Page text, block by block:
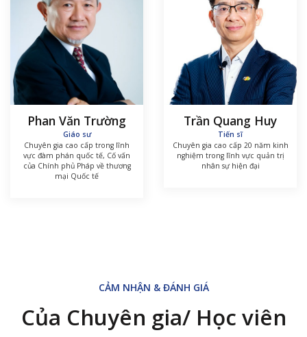
Phan Văn Trường
Giáo sư
Chuyên gia cao cấp trong lĩnh
vực đàm phán quốc tế, Cố vấn
của Chính phủ Pháp về thương
mại Quốc tế
Trần Quang Huy
Tiến sĩ
Chuyên gia cao cấp 20 năm kinh
nghiệm trong lĩnh vực quản trị
nhân sự hiện đại
Của Chuyên gia/ Học viên
PGS.TS Trương Gia Bình